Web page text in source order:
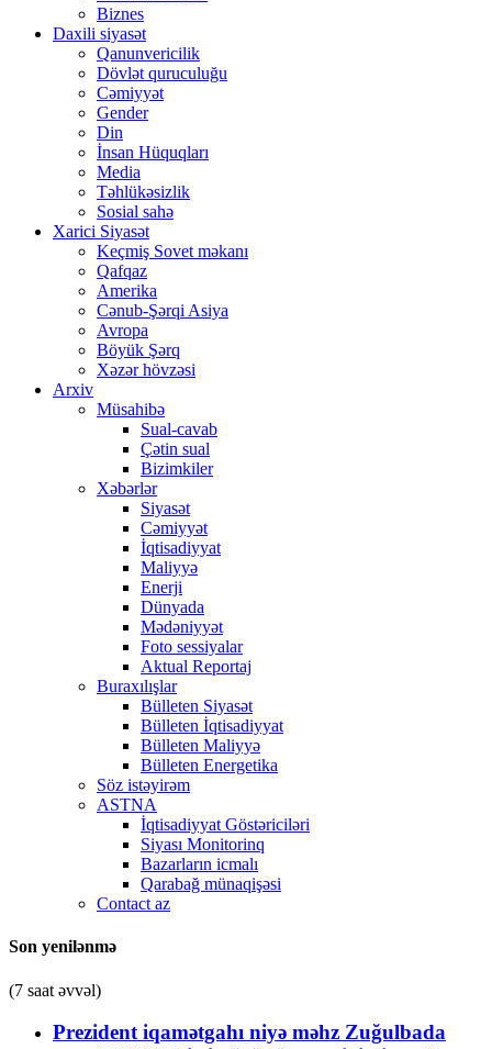
Biznes
Daxili siyasət
Qanunvericilik
Dövlət quruculuğu
Cəmiyyət
Gender
Din
İnsan Hüquqları
Media
Təhlükəsizlik
Sosial sahə
Xarici Siyasət
Keçmiş Sovet məkanı
Qafqaz
Amerika
Cənub-Şərqi Asiya
Avropa
Böyük Şərq
Xəzər hövzəsi
Arxiv
Müsahibə
Sual-cavab
Çətin sual
Bizimkiler
Xəbərlər
Siyasət
Cəmiyyət
İqtisadiyyat
Maliyyə
Enerji
Dünyada
Mədəniyyət
Foto sessiyalar
Aktual Reportaj
Buraxılışlar
Bülleten Siyasət
Bülleten İqtisadiyyat
Bülleten Maliyyə
Bülleten Energetika
Söz istəyirəm
ASTNA
İqtisadiyyat Göstəriciləri
Siyası Monitorinq
Bazarların icmalı
Qarabağ münaqişəsi
Contact az
Son yenilənmə
(7 saat əvvəl)
Prezident iqamətgahı niyə məhz Zuğulbada